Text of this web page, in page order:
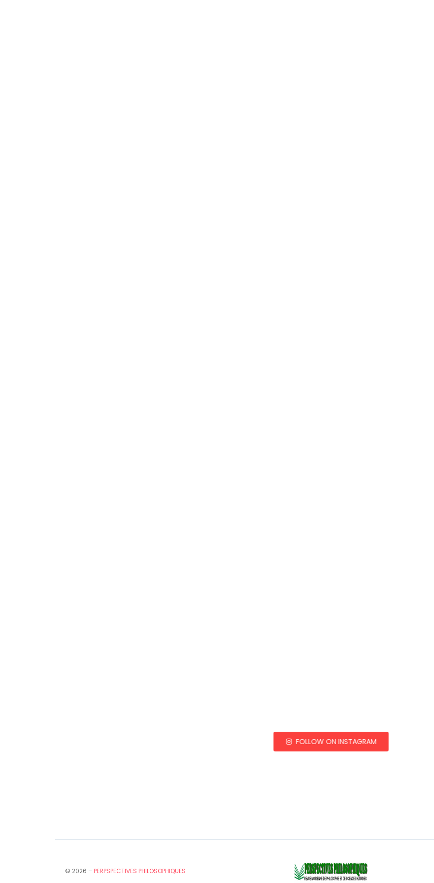
FOLLOW ON INSTAGRAM
© 2026 –PERPSPECTIVES PHILOSOPHIQUES